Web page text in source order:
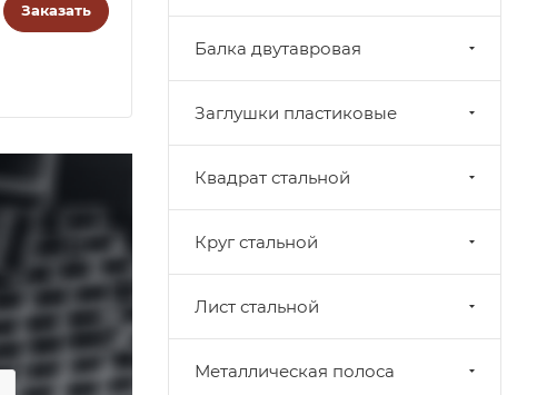
Заказать
Балка двутавровая
Заглушки пластиковые
Квадрат стальной
Круг стальной
Лист стальной
Металлическая полоса